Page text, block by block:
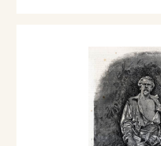
Internazionale d'Arte
Ritratto in marmo del
Bianca. Ritratto del prof.
di Adolfo Venturi
Nel 1910 gli viene